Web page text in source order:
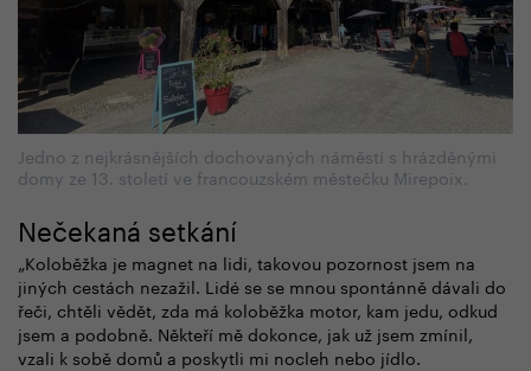
Jedno z nejkrásnějších dochovaných náměstí s hrázděnými
domy ze 13. století ve francouzském městečku Mirepoix.
Nečekaná setkání
„Koloběžka je magnet na lidi, takovou pozornost jsem na
jiných cestách nezažil. Lidé se se mnou spontánně dávali do
řeči, chtěli vědět, zda má koloběžka motor, kam jedu, odkud
jsem a podobně. Někteří mě dokonce, jak už jsem zmínil,
vzali k sobě domů a poskytli mi nocleh nebo jídlo.